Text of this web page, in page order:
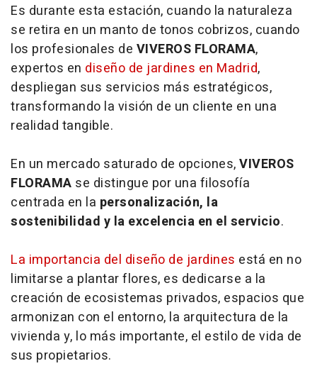
Es durante esta estación, cuando la naturaleza
se retira en un manto de tonos cobrizos, cuando
los profesionales de VIVEROS FLORAMA,
expertos en diseño de jardines en Madrid,
despliegan sus servicios más estratégicos,
transformando la visión de un cliente en una
realidad tangible.
En un mercado saturado de opciones,VIVEROS
FLORAMA se distingue por una filosofía
centrada en la personalización, la
sostenibilidad y la excelencia en el servicio.
La importancia del diseño de jardines está en no
limitarse a plantar flores, es dedicarse a la
creación de ecosistemas privados, espacios que
armonizan con el entorno, la arquitectura de la
vivienda y, lo más importante, el estilo de vida de
sus propietarios.